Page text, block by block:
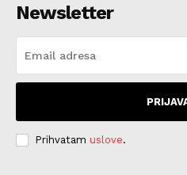
Newsletter
Prihvatam uslove.